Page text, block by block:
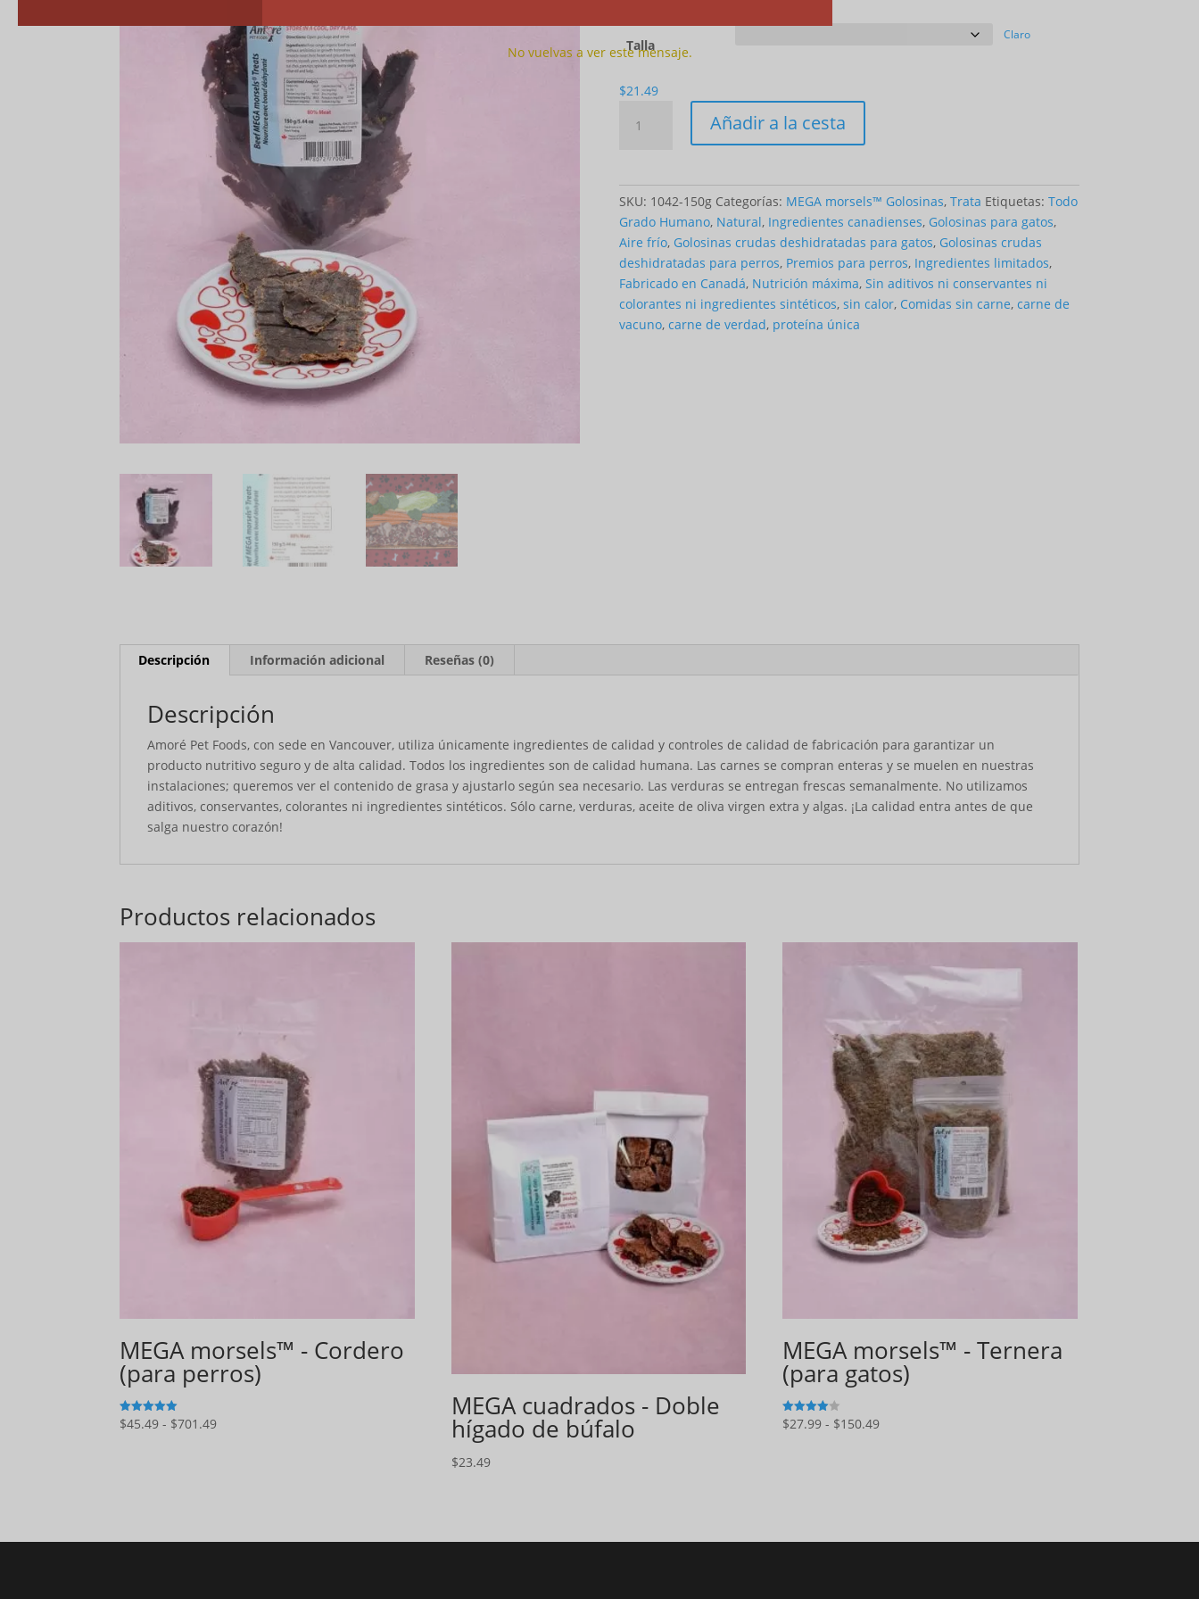
Talla
Claro
$21.49
MEGA
Añadir a la cesta
SKU: 1042-150g Categorías: MEGA morsels™ Golosinas, Trata Etiquetas: Todo
Grado Humano, Natural, Ingredientes canadienses, Golosinas para gatos,
Aire frío, Golosinas crudas deshidratadas para gatos, Golosinas crudas
deshidratadas para perros, Premios para perros, Ingredientes limitados,
Fabricado en Canadá, Nutrición máxima, Sin aditivos ni conservantes ni
colorantes ni ingredientes sintéticos, sin calor, Comidas sin carne, carne de
vacuno, carne de verdad, proteína única
Descripción Información adicional Reseñas (0)
Descripción
Amoré Pet Foods, con sede en Vancouver, utiliza únicamente ingredientes de calidad y controles de calidad de fabricación para garantizar un
producto nutritivo seguro y de alta calidad. Todos los ingredientes son de calidad humana. Las carnes se compran enteras y se muelen en nuestras
instalaciones; queremos ver el contenido de grasa y ajustarlo según sea necesario. Las verduras se entregan frescas semanalmente. No utilizamos
aditivos, conservantes, colorantes ni ingredientes sintéticos. Sólo carne, verduras, aceite de oliva virgen extra y algas. ¡La calidad entra antes de que
salga nuestro corazón!
Productos relacionados
MEGA morsels™ - Cordero
(para perros)
5
de 5
$45.49 - $701.49Gama
MEGA cuadrados - Doble
hígado de búfalo
$23.49
MEGA morsels™ - Ternera
(para gatos)
4
de 5
$27.99 - $150.49Gama
No vuelvas a ver este mensaje.